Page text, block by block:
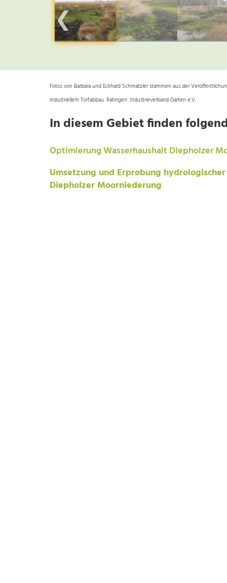
❮
Fotos von Barbara und Eckhard Schmatzler stammen aus der
industriellem Torfabbau. Ratingen: Industrieverband Garten e.V.
In diesem Gebiet finden
Optimierung Wasserhaushalt Diepholzer
Umsetzung und Erprobung
Diepholzer Moorniederung